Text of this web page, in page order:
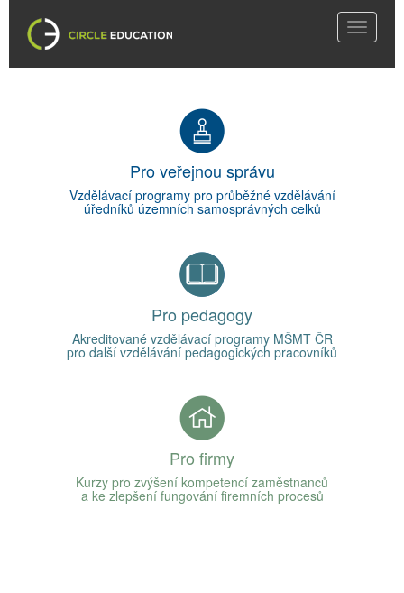
Toggle
Pro veřejnou správu
Vzdělávací programy pro průběžné vzdělávání
úředníků územních samosprávných celků
Pro pedagogy
Akreditované vzdělávací programy MŠMT ČR
pro další vzdělávání pedagogických pracovníků
Pro firmy
Kurzy pro zvýšení kompetencí zaměstnanců
a ke zlepšení fungování firemních procesů